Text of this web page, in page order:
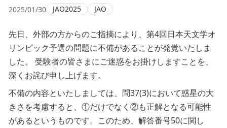
2025/01/30 JAO2025 JAO
先日、外部の方からのご指摘により、第4回日本天文学オ
リンピック予選の問題に不備があることが発覚いたしま
した。 受験者の皆さまにご迷惑をお掛けしますことを、
深くお詫び申し上げます。
不備の内容といたしましては、問37(3)において惑星の大
きさを考慮すると、①だけでなく②も正解となる可能性
があるというものです。このため、解答番号50に関し